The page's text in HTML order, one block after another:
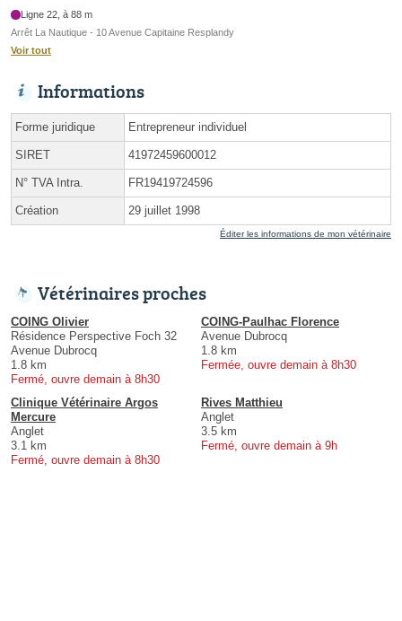
Ligne 22, à 88 m
Arrêt La Nautique - 10 Avenue Capitaine Resplandy
Voir tout
Informations
Forme juridique Entrepreneur individuel
SIRET 41972459600012
N° TVA Intra. FR19419724596
Création 29 juillet 1998
Éditer les informations de mon vétérinaire
Vétérinaires proches
COING Olivier
Résidence Perspective Foch 32
Avenue Dubrocq
1.8 km
Fermé, ouvre demain à 8h30
COING-Paulhac Florence
Avenue Dubrocq
1.8 km
Fermée, ouvre demain à 8h30
Clinique Vétérinaire Argos
Mercure
Anglet
3.1 km
Fermé, ouvre demain à 8h30
Rives Matthieu
Anglet
3.5 km
Fermé, ouvre demain à 9h